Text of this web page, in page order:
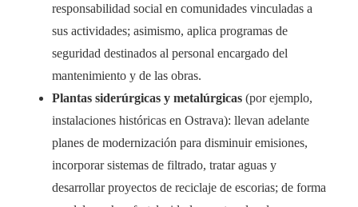
responsabilidad social en comunidades vinculadas a
sus actividades; asimismo, aplica programas de
seguridad destinados al personal encargado del
mantenimiento y de las obras.
Plantas siderúrgicas y metalúrgicas (por ejemplo,
instalaciones históricas en Ostrava): llevan adelante
planes de modernización para disminuir emisiones,
incorporar sistemas de filtrado, tratar aguas y
desarrollar proyectos de reciclaje de escorias; de forma